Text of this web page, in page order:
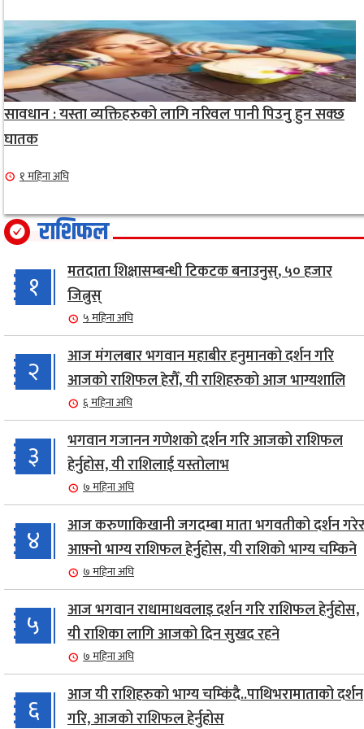
सावधान : यस्ता व्यक्तिहरुको लागि नरिवल पानी पिउनु हुन सक्छ
घातक
१ महिना अघि
राशिफल
१
मतदाता शिक्षासम्बन्धी टिकटक बनाउनुस्, ५० हजार
जित्नुस्
५ महिना अघि
२
आज मंगलबार भगवान महाबीर हनुमानको दर्शन गरि
आजको राशिफल हेरौँ, यी राशिहरुको आज भाग्यशालि
६ महिना अघि
३
भगवान गजानन गणेशको दर्शन गरि आजको राशिफल
हेर्नुहोस, यी राशिलाई यस्तोलाभ
७ महिना अघि
४
आज करुणाकिखानी जगदम्बा माता भगवतीको दर्शन
आफ़्नो भाग्य राशिफल हेर्नुहोस, यी राशिको भाग्य चम्किने
७ महिना अघि
५
आज भगवान राधामाधवलाइ दर्शन गरि राशिफल हेर्नुहोस,
यी राशिका लागि आजको दिन सुखद रहने
७ महिना अघि
६
आज यी राशिहरुको भाग्य चम्किंदै..पाथिभरामाताको दर्शन
गरि, आजको राशिफल हेर्नुहोस